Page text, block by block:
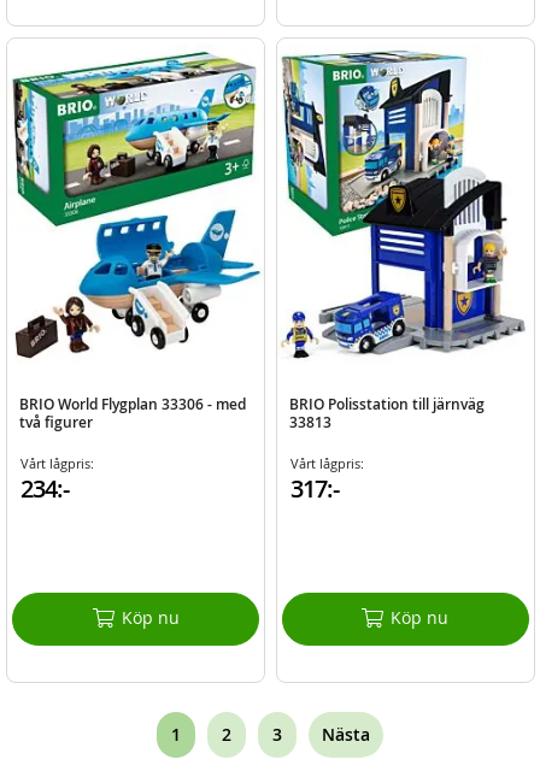
BRIO World Flygplan 33306 - med
två figurer
Vårt lågpris:
234:-
Köp nu
BRIO Polisstation till järnväg
33813
Vårt lågpris:
317:-
Köp nu
Page
You're
1 Page
2 Page
3 Nästa